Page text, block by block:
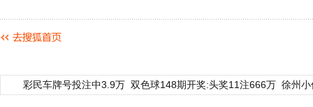
彩民车牌号投注中3.9万 双色球148期开奖:头奖11注666万 徐州